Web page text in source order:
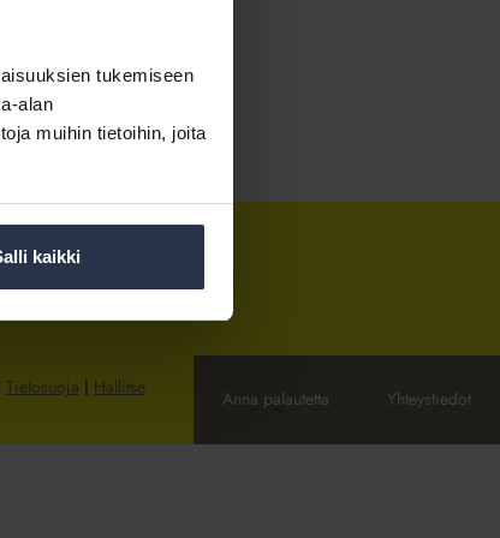
tukemiseen
alan
muihin tietoihin, joita
kaikki
Tietosuoja | Hallitse
Anna palautetta Yhteystiedot